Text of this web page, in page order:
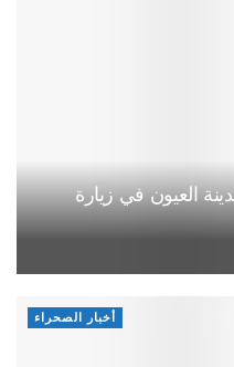
العيون في زيارة
أخبار الصحراء